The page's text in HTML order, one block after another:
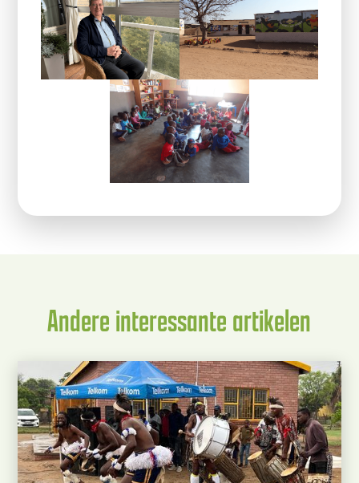
Andere interessante artikelen